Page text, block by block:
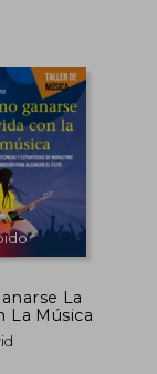
La
La Música